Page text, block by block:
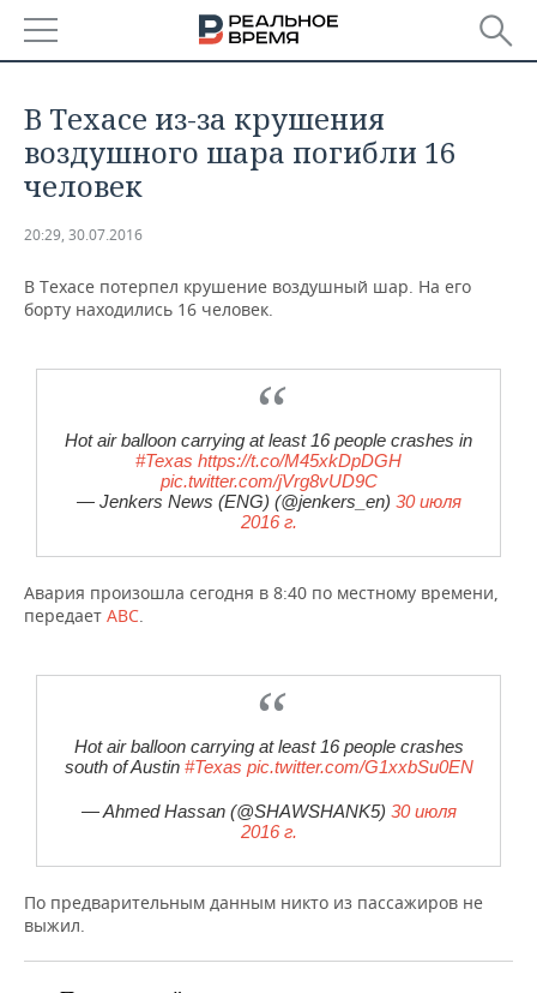
ТАТАРСТАН
НОВОСТИ
АНАЛИТИКА
ДЕКЛАРАЦИИ О ДОХОДАХ
КОМУ ПРИНАДЛЕЖАТ
ТОРГОВЫЕ ЦЕНТРЫ
ТАТАРСТАНА
НОВОСТИ ЭКОНОМИКИ
ПРОМЫШЛЕННОСТЬ
АГРОПРОМ
МАШИНОСТРОЕНИЕ
НЕФТЬ
НЕДВИЖИМОСТЬ
НОВОСТИ АВТО
РОЗНИЧНАЯ ТОРГОВЛЯ
НОВОСТИ ТЕХНОЛОГИЙ
ТЕЛЕКОММУНИКАЦИИ
МЕРОПРИЯТИЯ
БИЗНЕС-БРАНЧИ
ONLINE-КОНФЕРЕНЦИИ
ФУТБОЛ
ХОККЕЙ
ВОЛЕЙБОЛ
КИБЕРСПОРТ
НОВОСТИ ОБЩЕСТВА
ИСТОРИЯ
КУЛЬТУРА
ФОТОГАЛЕРЕЯ
СЮЖЕТЫ
СПРАВОЧНИК
СПИСОК ПЕРСОН
СПИСОК КОМПАНИЙ
ПОЛНАЯ ВЕРСИЯ
В Техасе из-за крушения
воздушного шара погибли 16
человек
20:29, 30.07.2016
В Техасе потерпел крушение воздушный шар. На его
борту находились 16 человек.
Hot air balloon carrying at least 16 people crashes in
#Texas https://t.co/M45xkDpDGH
pic.twitter.com/jVrg8vUD9C
— Jenkers News (ENG) (@jenkers_en) 30 июля
2016 г.
Авария произошла сегодня в 8:40 по местному времени,
передает ABC.
Hot air balloon carrying at least 16 people crashes
south of Austin #Texas pic.twitter.com/G1xxbSu0EN
— Ahmed Hassan (@SHAWSHANK5) 30 июля
2016 г.
По предварительным данным никто из пассажиров не
выжил.